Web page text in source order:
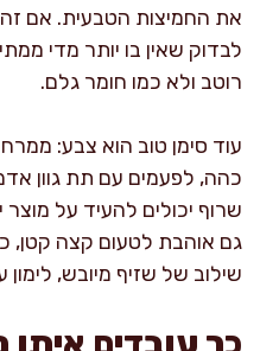
את החמיצות הטבעית. אם זה
לבדוק שאין בו יותר מדי
רוטב ולא כמו חומר גלם.
עוד סימן טוב הוא צבע:
כהה, לפעמים עם תת גוון
שרוף יכולים להעיד על מוצר
גם אוהבת לטעום קצה קטן,
שילוב של שזיף מיובש, לימון